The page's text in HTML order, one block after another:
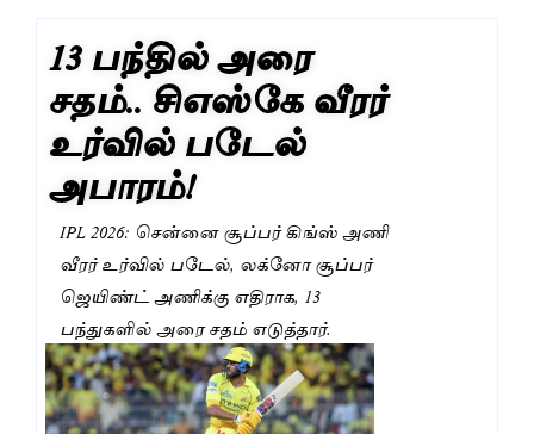
13 பந்தில் அரை
சதம்.. சிஎஸ்கே வீரர்
உர்வில் படேல்
அபாரம்!
IPL 2026: சென்னை சூப்பர் கிங்ஸ் அணி
வீரர் உர்வில் படேல், லக்னோ சூப்பர்
ஜெயிண்ட் அணிக்கு எதிராக, 13
பந்துகளில் அரை சதம் எடுத்தார்.